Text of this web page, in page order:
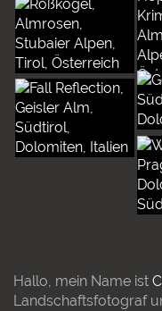
Hallo, mein Name ist
Landschaftsfotograf